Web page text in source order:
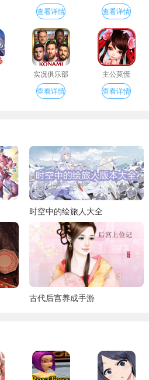
查看详情
查看详情
实况俱乐部
查看详情
主公莫慌
查看详情
时空中的绘旅人大全
古代后宫养成手游